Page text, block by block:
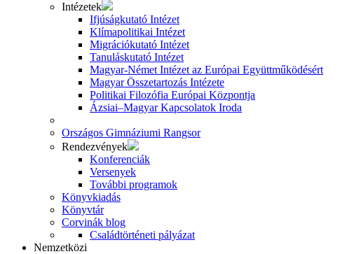
Intézetek
Ifjúságkutató Intézet
Klímapolitikai Intézet
Migrációkutató Intézet
Tanuláskutató Intézet
Magyar-Német Intézet az Európai Együttműködésért
Magyar Összetartozás Intézete
Politikai Filozófia Európai Központja
Ázsiai–Magyar Kapcsolatok Iroda
Országos Gimnáziumi Rangsor
Rendezvények
Konferenciák
Versenyek
További programok
Könyvkiadás
Könyvtár
Corvinák blog
Családtörténeti pályázat
Nemzetközi